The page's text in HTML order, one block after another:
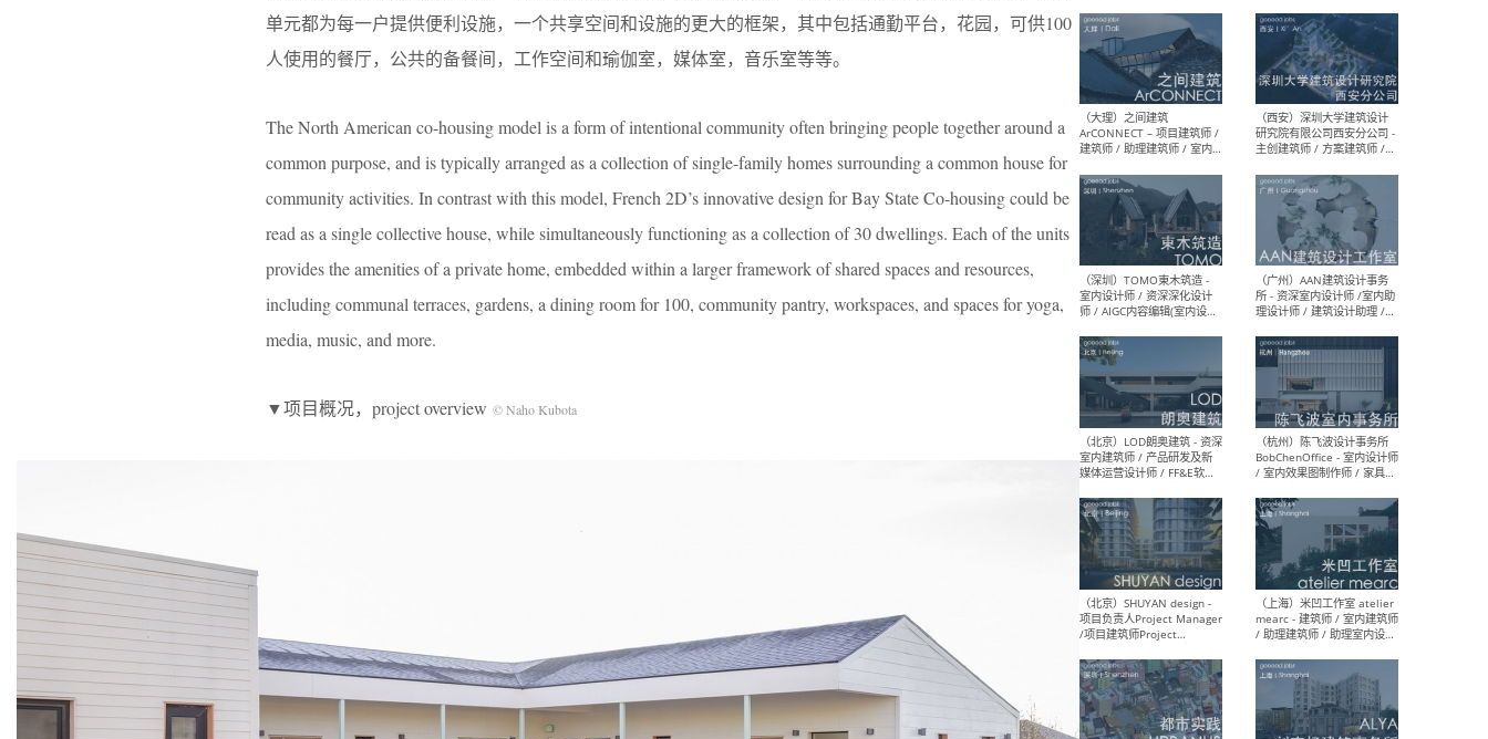
单元都为每一户提供便利设施，一个共享空间和设施的更大的框架，其中包括通勤平台，花园，可供100
人使用的餐厅，公共的备餐间，工作空间和瑜伽室，媒体室，音乐室等等。
The North American co-housing model is a form of intentional community often bringing people together around a
common purpose, and is typically arranged as a collection of single-family homes surrounding a common house for
community activities. In contrast with this model, French 2D’s innovative design for Bay State Co-housing could be
read as a single collective house, while simultaneously functioning as a collection of 30 dwellings. Each of the units
provides the amenities of a private home, embedded within a larger framework of shared spaces and resources,
including communal terraces, gardens, a dining room for 100, community pantry, workspaces, and spaces for yoga,
media, music, and more.
▼项目概况，project overview © Naho Kubota
设计实习生 / 建筑设计师
（应届）/ 建筑设计师（方案
设计）/ 建筑设计师（施工
图）/ 结构设计师 / 给排水设
计师
（上海）或者设计 OR
Design - 室内主案设计师 /
室内设计师 / 施工图深化设
计师 / 室内设计助理 / 新媒
体运营
（南京/淮安）江苏美城建筑
规划设计院有限公司 - 建筑方
案设计师 / 商务经理 / 暖通
设计师 / 造价工程师
（大理）之间建筑
ArCONNECT – 项目建筑师 /
建筑师 / 助理建筑师 / 室内
设计师 / 实习生